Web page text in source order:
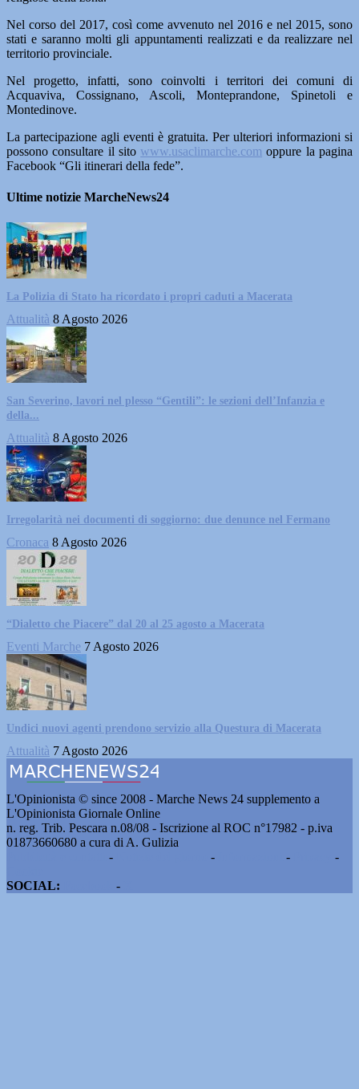
Nel corso del 2017, così come avvenuto nel 2016 e nel 2015, sono
stati e saranno molti gli appuntamenti realizzati e da realizzare nel
territorio provinciale.
Nel progetto, infatti, sono coinvolti i territori dei comuni di
Acquaviva, Cossignano, Ascoli, Monteprandone, Spinetoli e
Montedinove.
La partecipazione agli eventi è gratuita. Per ulteriori informazioni si
possono consultare il sito www.usaclimarche.com oppure la pagina
Facebook “Gli itinerari della fede”.
Ultime notizie MarcheNews24
La Polizia di Stato ha ricordato i propri caduti a Macerata
Attualità 8 Agosto 2026
San Severino, lavori nel plesso “Gentili”: le sezioni dell’Infanzia e
della...
Attualità 8 Agosto 2026
Irregolarità nei documenti di soggiorno: due denunce nel Fermano
Cronaca 8 Agosto 2026
“Dialetto che Piacere” dal 20 al 25 agosto a Macerata
Eventi Marche 7 Agosto 2026
Undici nuovi agenti prendono servizio alla Questura di Macerata
Attualità 7 Agosto 2026
L'Opinionista © since 2008 - Marche News 24 supplemento a
L'Opinionista Giornale Online
n. reg. Trib. Pescara n.08/08 - Iscrizione al ROC n°17982 - p.iva
01873660680 a cura di A. Gulizia
- - -
-
SOCIAL:
-